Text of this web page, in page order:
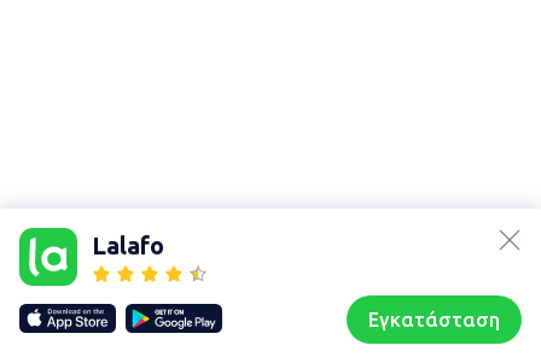
Lalafo
Εγκατάσταση
Our websites
lalafo.kg
lalafo.rs
lalafo.pl
Sitemap
Συζητήσεις Προφίλ